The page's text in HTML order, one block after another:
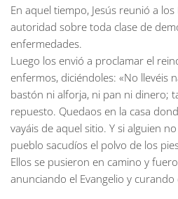
En aquel tiempo, Jesús reunió a
autoridad sobre toda clase de
enfermedades.
Luego los envió a proclamar el
enfermos, diciéndoles: «No llevéis
bastón ni alforja, ni pan ni dinero;
repuesto. Quedaos en la casa
vayáis de aquel sitio. Y si alguien
pueblo sacudíos el polvo de los
Ellos se pusieron en camino y
anunciando el Evangelio y